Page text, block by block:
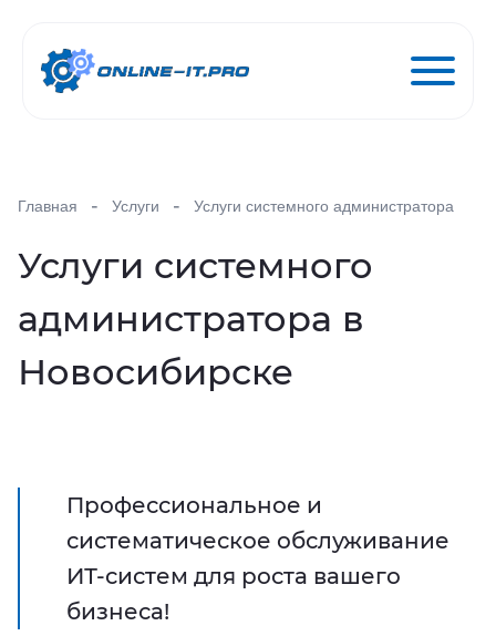
Блог
Контакты
Главная Услуги Услуги системного администратора
Услуги системного
администратора в
Новосибирске
Профессиональное и
систематическое обслуживание
ИТ-систем для роста вашего
бизнеса!